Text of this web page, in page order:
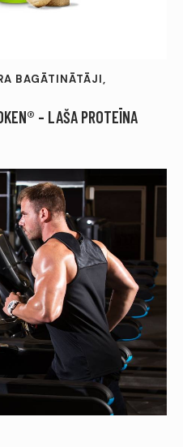
BAGĀTINĀTĀJI,
– LAŠA PROTEĪNA